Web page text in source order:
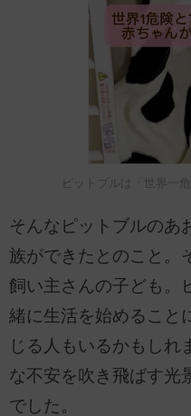
ピットブルは「世界一
そんなピットブルのあ
族ができたとのこと。
飼い主さんの子ども。
緒に生活を始めること
じる人もいるかもしれ
な不安を吹き飛ばす光
でした。